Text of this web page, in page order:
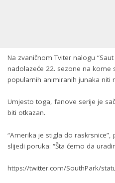
Na zvaničnom Tviter nalogu
nadolazeće 22. sezone na kome
popularnih animiranih junaka niti
Umjesto toga, fanove serije je
biti otkazan.
“Amerika je stigla do
slijedi poruka: “Šta ćemo da
https://twitter.com/SouthPark/